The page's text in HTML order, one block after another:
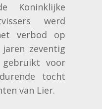
Koninklijke
werd
verbod op
zeventig
voor
tocht
van Lier.